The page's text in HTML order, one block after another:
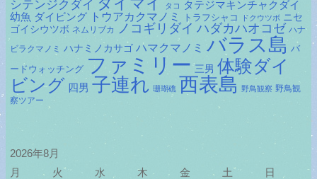
シテンジクダイ
タコ
タテジマキンチャクダイ
幼魚 ダイビング トウアカクマノミ トラフシャコ ドクウツボ ニセ
ゴイシウツボ ネムリブカ ノコギリダイ ハダカハオコゼ ハナ
ビラクマノミ ハナミノカサゴ ハマクマノミ バラス島 バ
ードウォッチング ファミリー 三男 体験ダイ
ビング 四男 子連れ 珊瑚礁 西表島 野鳥観察 野鳥観
察ツアー
2026年8月
月
火 水 木 金 土
日